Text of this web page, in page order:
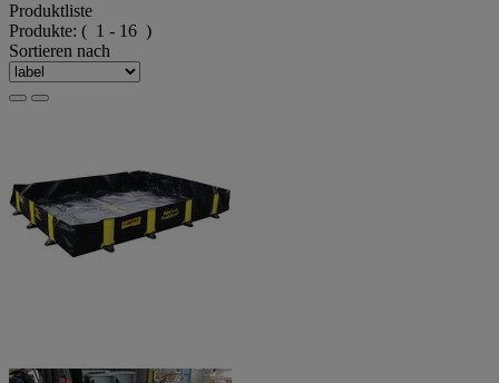
Produktliste
Produkte: ( 1 - 16 )
Sortieren nach